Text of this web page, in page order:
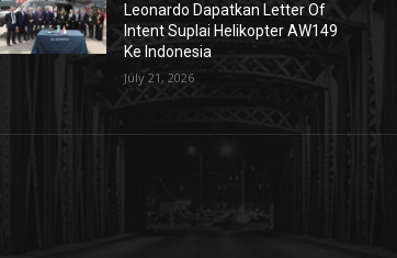
Leonardo Dapatkan Letter Of
Intent Suplai Helikopter AW149
Ke Indonesia
July 21, 2026